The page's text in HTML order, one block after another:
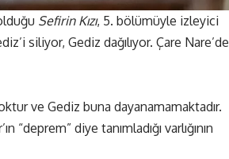
Sefirin Kızı, 5. bölümüyle izleyici
siliyor, Gediz dağılıyor. Çare Nare’de
ve Gediz buna dayanamamaktadır.
diye tanımladığı varlığının